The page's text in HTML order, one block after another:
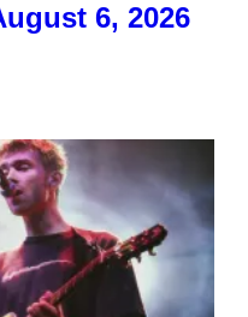
6, 2026